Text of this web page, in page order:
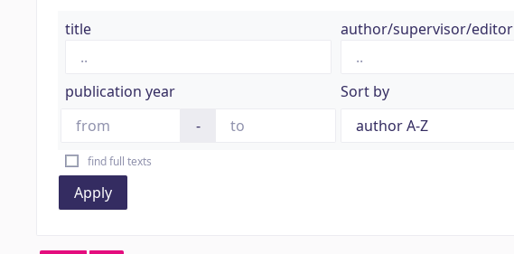
title author/supervisor/editor
publication year
-
Sort by
find full texts
Apply